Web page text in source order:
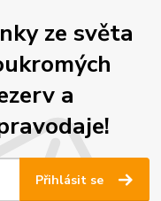
ze světa
a
Přihlásit se